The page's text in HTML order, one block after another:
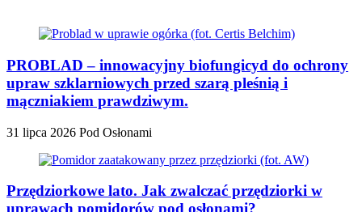
PROBLAD – innowacyjny biofungicyd do ochrony
upraw szklarniowych przed szarą pleśnią i
mączniakiem prawdziwym.
31 lipca 2026 Pod Osłonami
Przędziorkowe lato. Jak zwalczać przędziorki w